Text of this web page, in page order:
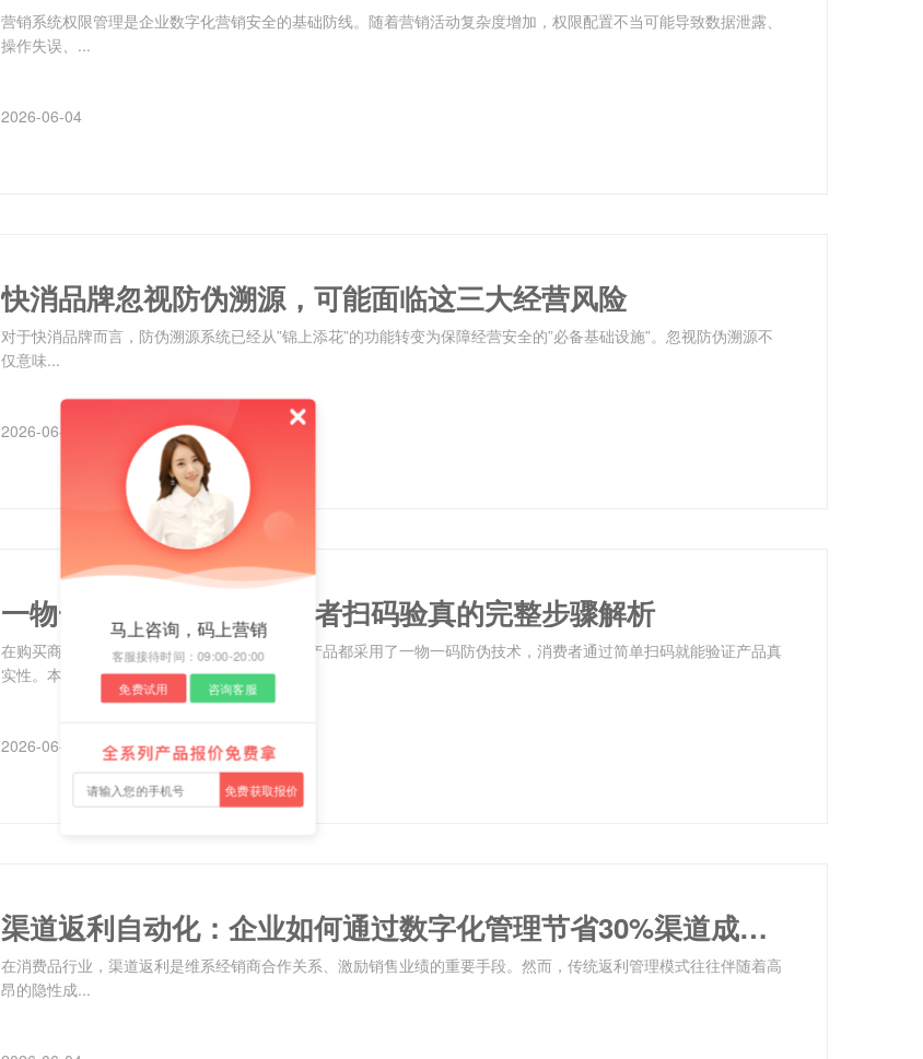
马上咨询，码上营销
客服接待时间：09:00-20:00
免费试用
咨询客服
免费获取报价
营销系统权限管理是企业数字化营销安全的基础防线。随着营销活动复杂度增加，权限配置不当可能导致数据泄露、
操作失误、...
2026-06-04
快消品牌忽视防伪溯源，可能面临这三大经营风险
对于快消品牌而言，防伪溯源系统已经从”锦上添花”的功能转变为保障经营安全的”必备基础设施”。忽视防伪溯源不
仅意味...
2026-06-04
一物一码防伪查询：消费者扫码验真的完整步骤解析
在购买商品时担心真伪问题？现在大多数品牌产品都采用了一物一码防伪技术，消费者通过简单扫码就能验证产品真
实性。本文...
2026-06-04
渠道返利自动化：企业如何通过数字化管理节省30%渠道成本？
在消费品行业，渠道返利是维系经销商合作关系、激励销售业绩的重要手段。然而，传统返利管理模式往往伴随着高
昂的隐性成...